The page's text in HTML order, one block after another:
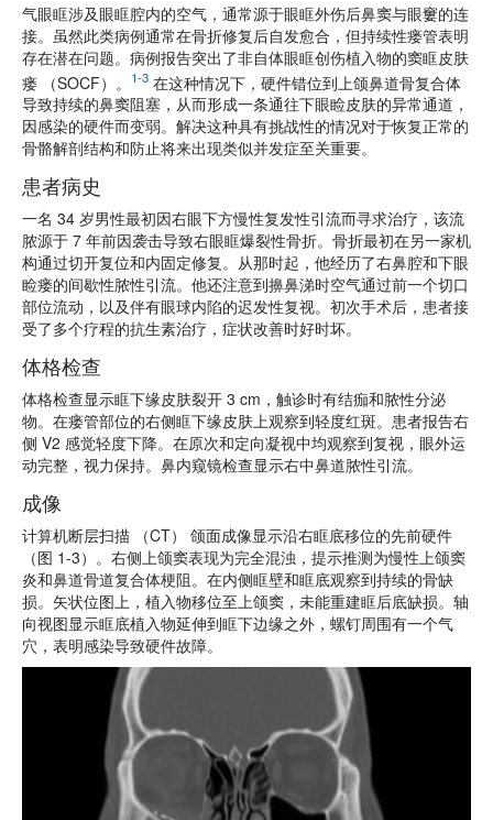
气眼眶涉及眼眶腔内的空气，通常源于眼眶外伤后鼻窦与眼窶的连
接。虽然此类病例通常在骨折修复后自发愈合，但持续性瘘管表明
存在潜在问题。病例报告突出了非自体眼眶创伤植入物的窦眶皮肤
瘘 （SOCF）。
1-3 在这种情况下，硬件错位到上颌鼻道骨复合体
导致持续的鼻窦阻塞，从而形成一条通往下眼睑皮肤的异常通道，
因感染的硬件而变弱。解决这种具有挑战性的情况对于恢复正常的
骨骼解剖结构和防止将来出现类似并发症至关重要。
患者病史
一名 34 岁男性最初因右眼下方慢性复发性引流而寻求治疗，该流
脓源于 7 年前因袭击导致右眼眶爆裂性骨折。骨折最初在另一家机
构通过切开复位和内固定修复。从那时起，他经历了右鼻腔和下眼
睑瘘的间歇性脓性引流。他还注意到擤鼻涕时空气通过前一个切口
部位流动，以及伴有眼球内陷的迟发性复视。初次手术后，患者接
受了多个疗程的抗生素治疗，症状改善时好时坏。
体格检查
体格检查显示眶下缘皮肤裂开 3 cm，触诊时有结痂和脓性分泌
物。在瘘管部位的右侧眶下缘皮肤上观察到轻度红斑。患者报告右
侧 V2 感觉轻度下降。在原次和定向凝视中均观察到复视，眼外运
动完整，视力保持。鼻内窥镜检查显示右中鼻道脓性引流。
成像
计算机断层扫描 （CT） 颌面成像显示沿右眶底移位的先前硬件
（图 1-3）。右侧上颌窦表现为完全混浊，提示推测为慢性上颌窦
炎和鼻道骨道复合体梗阻。在内侧眶壁和眶底观察到持续的骨缺
损。矢状位图上，植入物移位至上颌窦，未能重建眶后底缺损。轴
向视图显示眶底植入物延伸到眶下边缘之外，螺钉周围有一个气
穴，表明感染导致硬件故障。